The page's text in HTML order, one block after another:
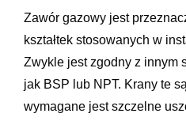
Zawór gazowy jest
kształtek stosowanych w
Zwykle jest zgodny z innym
jak BSP lub NPT. Krany te
wymagane jest szczelne